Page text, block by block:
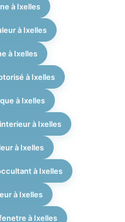
à Ixelles
à Ixelles
à Ixelles
à Ixelles
à Ixelles
à Ixelles
à Ixelles
à Ixelles
à Ixelles
à Ixelles